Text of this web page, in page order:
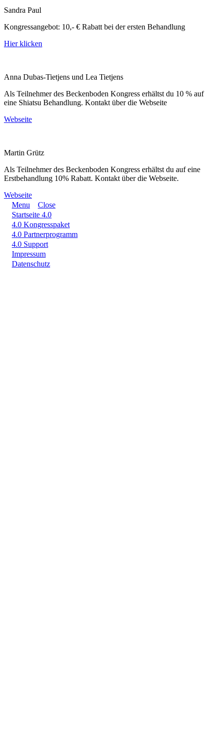
Sandra Paul
Kongressangebot: 10,- € Rabatt bei der ersten Behandlung
Hier klicken
Anna Dubas-Tietjens und Lea Tietjens
Als Teilnehmer des Beckenboden Kongress erhältst du 10 % auf
eine Shiatsu Behandlung. Kontakt über die Webseite
Webseite
Martin Grütz
Als Teilnehmer des Beckenboden Kongress erhältst du auf eine
Erstbehandlung 10% Rabatt. Kontakt über die Webseite.
Webseite
Menu
Close
Startseite 4.0
4.0 Kongresspaket
4.0 Partnerprogramm
4.0 Support
Impressum
Datenschutz